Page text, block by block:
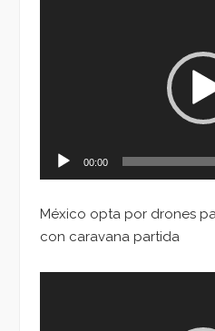
00:00
México opta por drones
con caravana partida